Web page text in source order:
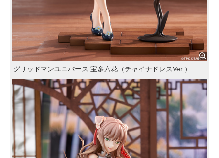
グリッドマンユニバース 宝多六花（チャイナドレスVer.）